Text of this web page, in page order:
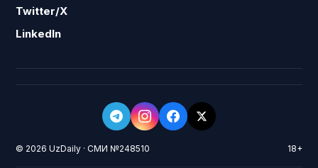
Twitter/X
LinkedIn
© 2026 UzDaily · СМИ №248510 18+